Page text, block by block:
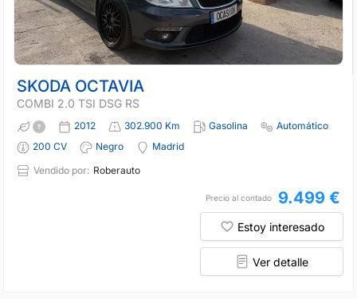
SKODA OCTAVIA
COMBI 2.0 TSI DSG RS
2012 302.900 Km Gasolina
Automático
200 CV
Negro
Madrid
Vendido por: Roberauto
Precio al contado 9.499 €
Estoy interesado
Ver detalle